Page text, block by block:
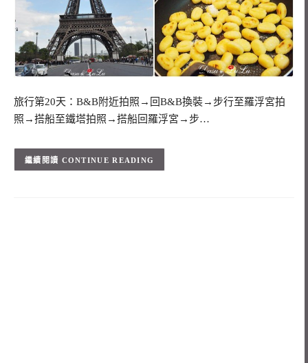
旅行第20天：B&B附近拍照→回B&B換裝→步行至羅浮宮拍
照→搭船至鐵塔拍照→搭船回羅浮宮→步…
CONTINUE READING